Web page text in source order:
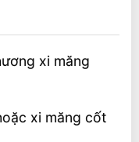
xi măng
xi măng cốt